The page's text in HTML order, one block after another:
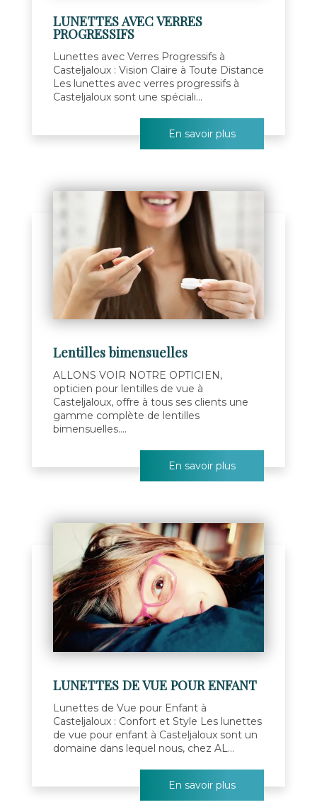
LUNETTES AVEC VERRES
PROGRESSIFS
Lunettes avec Verres Progressifs à
Casteljaloux : Vision Claire à Toute Distance
Les lunettes avec verres progressifs à
Casteljaloux sont une spéciali...
En savoir plus
Lentilles bimensuelles
ALLONS VOIR NOTRE OPTICIEN,
opticien pour lentilles de vue à
Casteljaloux, offre à tous ses clients une
gamme complète de lentilles
bimensuelles....
En savoir plus
LUNETTES DE VUE POUR ENFANT
Lunettes de Vue pour Enfant à
Casteljaloux : Confort et Style Les lunettes
de vue pour enfant à Casteljaloux sont un
domaine dans lequel nous, chez AL...
En savoir plus